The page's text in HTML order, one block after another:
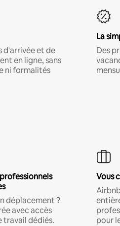
d'arrivée et de
en ligne, sans
ni formalités
La
Des
déplacement ?
avec accès
travail dédiés.
Vous
pour